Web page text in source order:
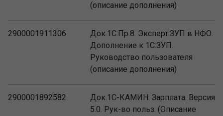
(описание дополнения)
2900001911306
Док.1С:Пр.8. Эксперт:ЗУП в НФО.
Дополнение к 1С:ЗУП.
Руководство пользователя
(описание дополнения)
2900001892582
Док.1С-КАМИН: Зарплата. Версия
5.0. Рук-во польз. (Описание